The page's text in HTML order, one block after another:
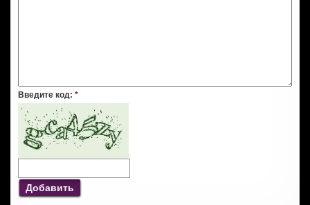
Введите код: *
Добавить